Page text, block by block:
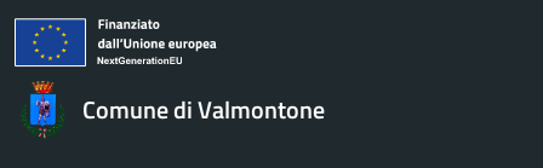
Comune di Valmontone